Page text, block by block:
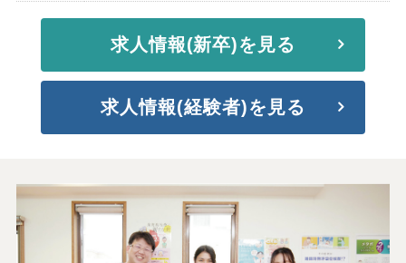
求人情報(新卒)を見る
求人情報(経験者)を見る